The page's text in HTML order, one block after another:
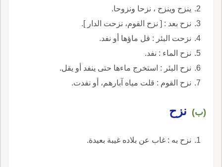
ينزح وينزح ، نزحا ونزوحا.
نزح بعد : [ نزح القوم، نزحت الدار ].
نزحت البئر : قل ماؤها أو نفد.
نزح الماء : نفد.
نزح البئر : استخرج ماءها حتى ينفد أو يقل.
نزح القوم : قلت مياه آبارهم، أو نفدت.
(ب) نزح
نزح به : غاب عن بلاده غيبة بعيدة.